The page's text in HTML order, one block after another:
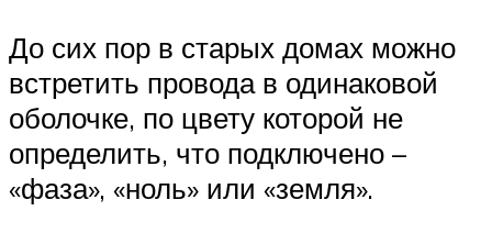
До сих пор в старых домах можно
встретить провода в одинаковой
оболочке, по цвету которой не
определить, что подключено –
«фаза», «ноль» или «земля».